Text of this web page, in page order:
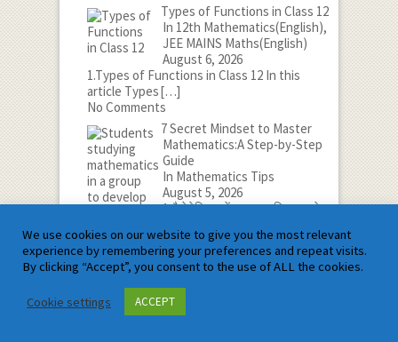
Types of Functions in Class 12
In 12th Mathematics(English),
JEE MAINS Maths(English)
August 6, 2026
1.Types of Functions in Class 12 In this
article Types[…]
No Comments
7 Secret Mindset to Master
Mathematics:A Step-by-Step
Guide
In Mathematics Tips
August 5, 2026
1.मैथेमेटिक्स में महारत हासिल करने
No Comments
We use cookies on our website to give you the most relevant
experience by remembering your preferences and repeat visits.
By clicking “Accept”, you consent to the use of ALL the cookies.
Cookie settings ACCEPT